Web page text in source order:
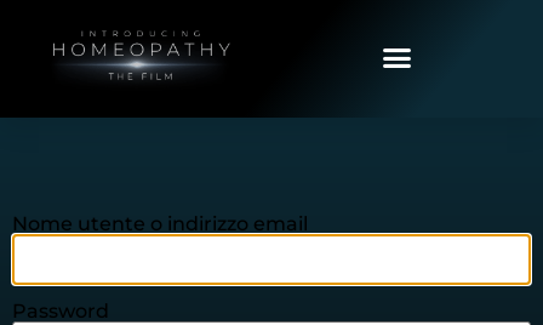
Nome utente o indirizzo email
Password